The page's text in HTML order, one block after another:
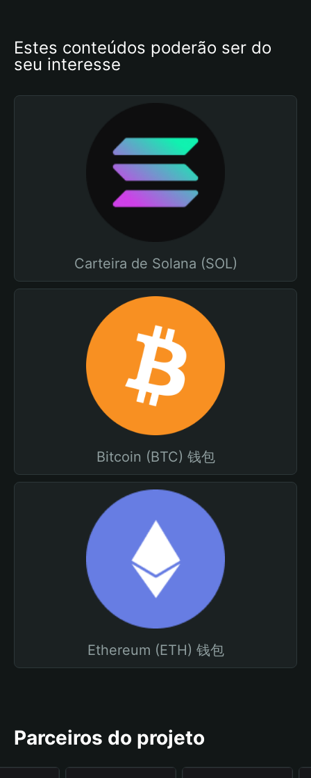
Estes conteúdos poderão ser do
seu interesse
Carteira de Solana (SOL)
Bitcoin (BTC) 钱包
Ethereum (ETH) 钱包
Parceiros do projeto